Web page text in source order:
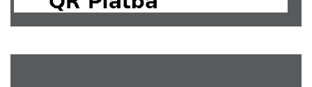
Pavlína Suchomelová... Držím palce!
1000,-
Jiří Sokol... Filipe, moc na tebe myslíme a přejeme hodně sil. 3000,-